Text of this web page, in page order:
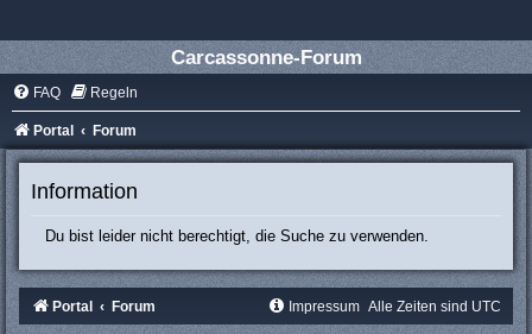
Carcassonne-Forum
FAQ Regeln
Portal Forum
Information
Du bist leider nicht berechtigt, die Suche zu verwenden.
Portal Forum Alle Zeiten sind UTC
Impressum